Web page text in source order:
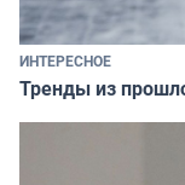
ИНТЕРЕСНОЕ
Тренды из